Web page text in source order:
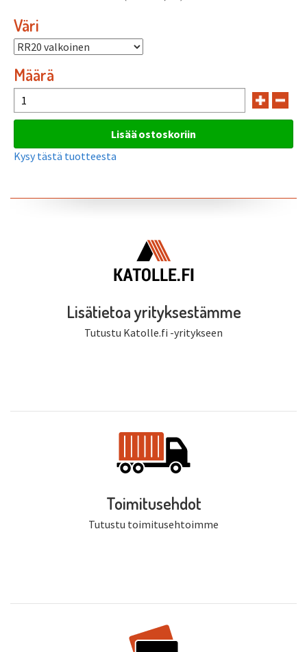
Väri
Määrä
Kysy tästä tuotteesta
Lisätietoa yrityksestämme
Tutustu Katolle.fi -yritykseen
Toimitusehdot
Tutustu toimitusehtoimme